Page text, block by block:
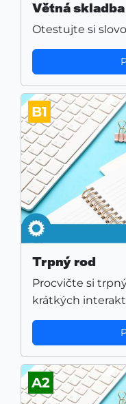
Větná skladba
Otestujte si
B1
Trpný rod
Procvičte si
krátkých
A2